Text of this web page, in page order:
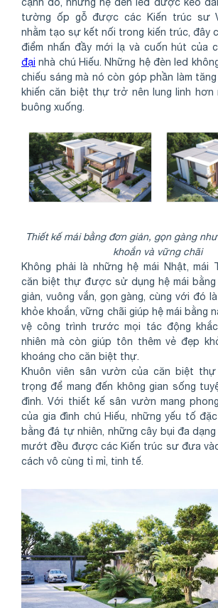
tường ốp gỗ được các Kiến trúc sư
nhằm tạo sự kết nối trong kiến trúc, đây
điểm nhấn đầy mới lạ và cuốn hút của
đại nhà chú Hiếu. Những hệ đèn led
chiếu sáng mà nó còn góp phần làm
khiến căn biệt thự trở nên lung linh hơn
buông xuống.
Thiết kế mái bằng đơn giản, gọn gàng
khoắn và vững chãi
Không phải là những hệ mái Nhật, mái
căn biệt thự được sử dụng hệ mái
giản, vuông vắn, gọn gàng, cùng với đó
khỏe khoắn, vững chãi giúp hệ mái bằng
vệ công trình trước mọi tác động
nhiên mà còn giúp tôn thêm vẻ đẹp
khoáng cho căn biệt thự.
Khuôn viên sân vườn của căn biệt
trọng để mang đến không gian sống
đình. Với thiết kế sân vườn mang
của gia đình chú Hiếu, những yếu tố
bằng đá tự nhiên, những cây bụi đa
mướt đều được các Kiến trúc sư đưa
cách vô cùng tỉ mỉ, tinh tế.